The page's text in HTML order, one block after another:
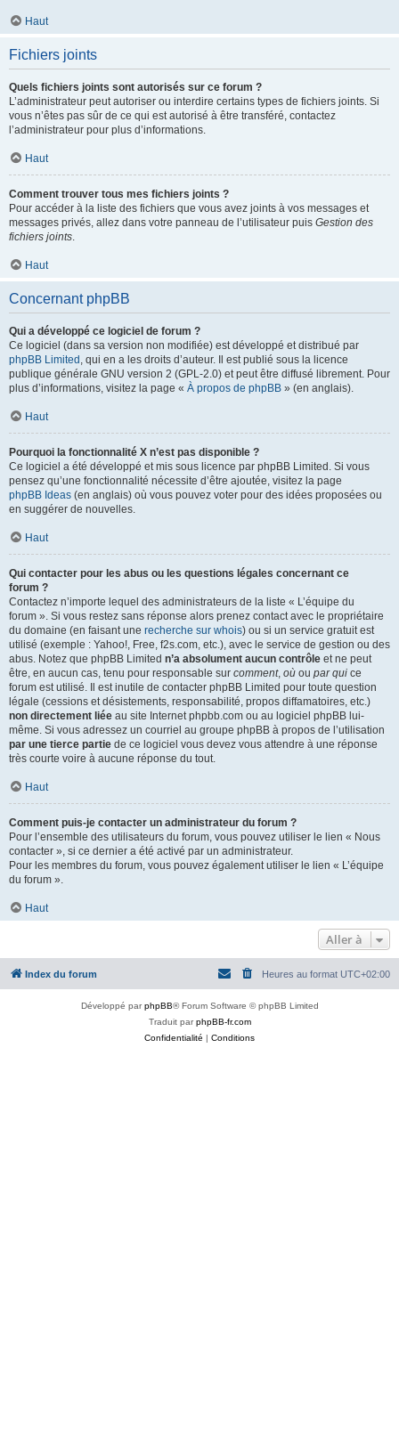
Haut
Fichiers joints
Quels fichiers joints sont autorisés sur ce forum ?
L’administrateur peut autoriser ou interdire certains types de fichiers joints. Si
vous n’êtes pas sûr de ce qui est autorisé à être transféré, contactez
l’administrateur pour plus d’informations.
Haut
Comment trouver tous mes fichiers joints ?
Pour accéder à la liste des fichiers que vous avez joints à vos messages et
messages privés, allez dans votre panneau de l’utilisateur puis Gestion des
fichiers joints.
Haut
Concernant phpBB
Qui a développé ce logiciel de forum ?
Ce logiciel (dans sa version non modifiée) est développé et distribué par
phpBB Limited , qui en a les droits d’auteur. Il est publié sous la licence
publique générale GNU version 2 (GPL-2.0) et peut être diffusé librement. Pour
plus d’informations, visitez la page « À propos de phpBB » (en anglais).
Haut
Pourquoi la fonctionnalité X n’est pas disponible ?
Ce logiciel a été développé et mis sous licence par phpBB Limited. Si vous
pensez qu’une fonctionnalité nécessite d’être ajoutée, visitez la page
phpBB Ideas (en anglais) où vous pouvez voter pour des idées proposées ou
en suggérer de nouvelles.
Haut
Qui contacter pour les abus ou les questions légales concernant ce
forum ?
Contactez n’importe lequel des administrateurs de la liste « L’équipe du
forum ». Si vous restez sans réponse alors prenez contact avec le propriétaire
du domaine (en faisant une recherche sur whois) ou si un service gratuit est
utilisé (exemple : Yahoo!, Free, f2s.com, etc.), avec le service de gestion ou des
abus. Notez que phpBB Limited n’a absolument aucun contrôle et ne peut
être, en aucun cas, tenu pour responsable sur comment, où ou par qui ce
forum est utilisé. Il est inutile de contacter phpBB Limited pour toute question
légale (cessions et désistements, responsabilité, propos diffamatoires, etc.)
non directement liée au site Internet phpbb.com ou au logiciel phpBB lui-
même. Si vous adressez un courriel au groupe phpBB à propos de l’utilisation
par une tierce partie de ce logiciel vous devez vous attendre à une réponse
très courte voire à aucune réponse du tout.
Haut
Comment puis-je contacter un administrateur du forum ?
Pour l’ensemble des utilisateurs du forum, vous pouvez utiliser le lien « Nous
contacter », si ce dernier a été activé par un administrateur.
Pour les membres du forum, vous pouvez également utiliser le lien « L’équipe
du forum ».
Haut
Aller à
Index du forum Heures au format UTC+02:00
Développé parphpBB® Forum Software © phpBB Limited
Traduit parphpBB-fr.com
Confidentialité | Conditions